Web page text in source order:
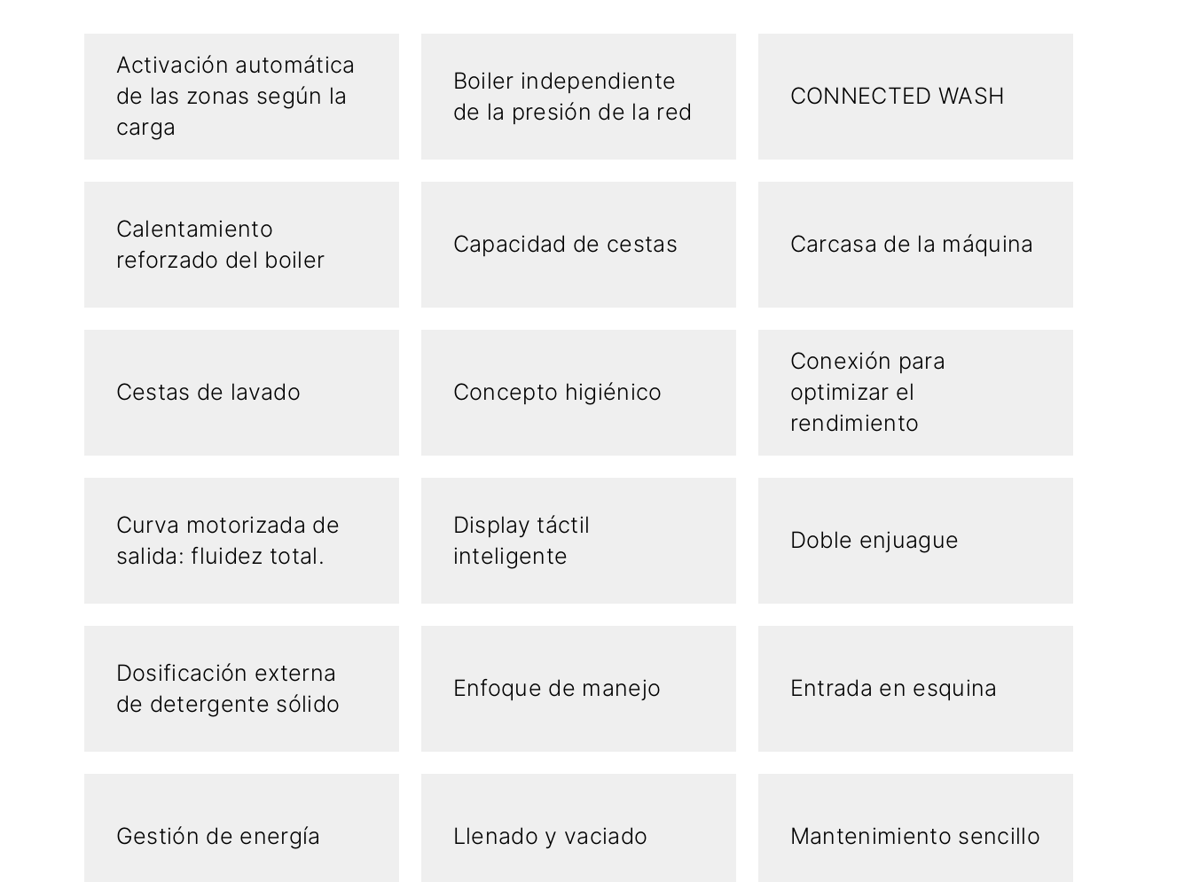
Activación automática
de las zonas según la
carga
Boiler independiente
de la presión de la red
CONNECTED WASH
Calentamiento
reforzado del boiler
Capacidad de cestas Carcasa de la máquina
Cestas de lavado Concepto higiénico
Conexión para
optimizar el
rendimiento
Curva motorizada de
salida: fluidez total.
Display táctil
inteligente
Doble enjuague
Dosificación externa
de detergente sólido
Enfoque de manejo Entrada en esquina
Gestión de energía Llenado y vaciado Mantenimiento sencillo